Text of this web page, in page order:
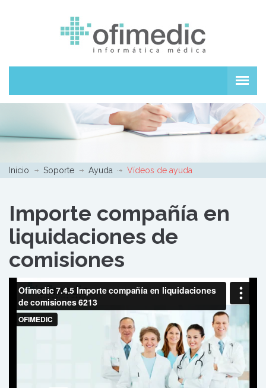
Inicio Soporte Ayuda Vídeos de ayuda
Importe compañía en
liquidaciones de
comisiones